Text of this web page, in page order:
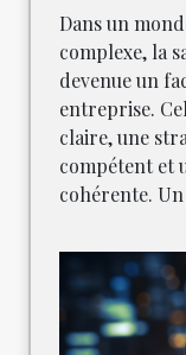
Dans un
complexe, la
devenue un
entreprise.
claire, une
compétent et
cohérente.